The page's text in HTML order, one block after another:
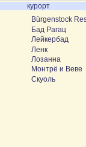
курорт
Bürgenstock
Бад Рагац
Лейкербад
Ленк
Лозанна
Монтрё и Веве
Скуоль